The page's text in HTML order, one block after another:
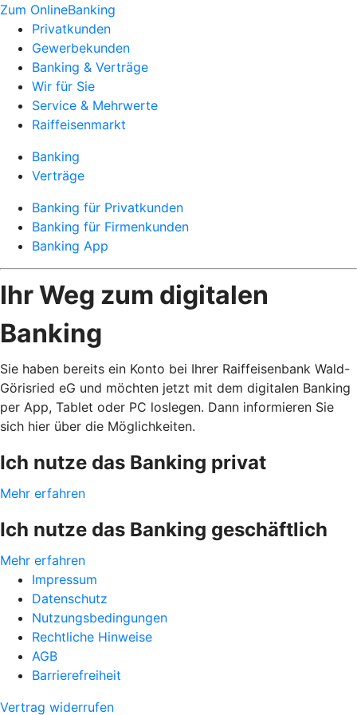
Zum OnlineBanking
Privatkunden
Gewerbekunden
Banking & Verträge
Wir für Sie
Service & Mehrwerte
Raiffeisenmarkt
Banking
Verträge
Banking für Privatkunden
Banking für Firmenkunden
Banking App
Ihr Weg zum digitalen
Banking
Sie haben bereits ein Konto bei Ihrer Raiffeisenbank Wald-
Görisried eG und möchten jetzt mit dem digitalen Banking
per App, Tablet oder PC loslegen. Dann informieren Sie
sich hier über die Möglichkeiten.
Ich nutze das Banking privat
Mehr erfahren
Ich nutze das Banking geschäftlich
Mehr erfahren
Impressum
Datenschutz
Nutzungsbedingungen
Rechtliche Hinweise
AGB
Barrierefreiheit
Vertrag widerrufen